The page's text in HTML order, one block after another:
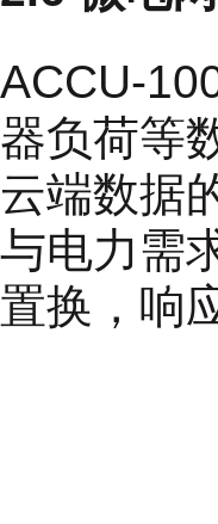
ACCU-
器负荷等
云端数据
与电力需
置换，响